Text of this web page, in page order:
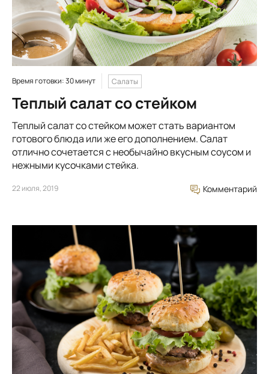
Время готовки: 30 минут Салаты
Теплый салат со стейком
Теплый салат со стейком может стать вариантом
готового блюда или же его дополнением. Салат
отлично сочетается с необычайно вкусным соусом и
нежными кусочками стейка.
22 июля, 2019 Комментарий